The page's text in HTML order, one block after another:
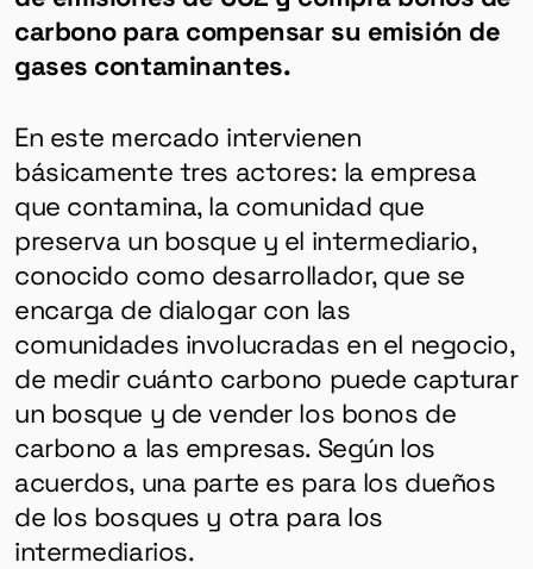
carbono para compensar su emisión de
gases contaminantes.
En este mercado intervienen
básicamente tres actores: la empresa
que contamina, la comunidad que
preserva un bosque y el intermediario,
conocido como desarrollador, que se
encarga de dialogar con las
comunidades involucradas en el negocio,
de medir cuánto carbono puede capturar
un bosque y de vender los bonos de
carbono a las empresas. Según los
acuerdos, una parte es para los dueños
de los bosques y otra para los
intermediarios.